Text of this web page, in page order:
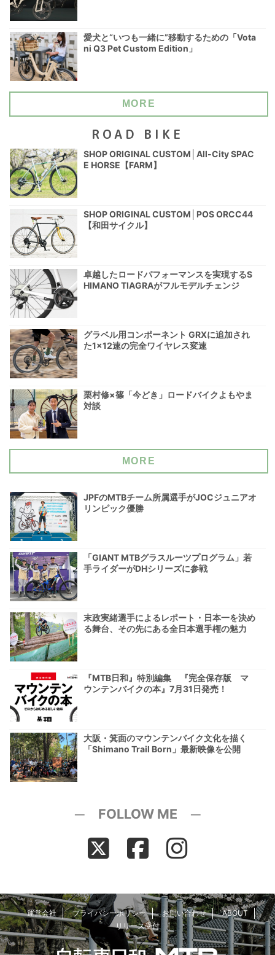
愛犬と“いつも一緒に”移動するための「Vota
ni Q3 Pet Custom Edition」
MORE
ROAD BIKE
SHOP ORIGINAL CUSTOM│All-City SPAC
E HORSE【FARM】
SHOP ORIGINAL CUSTOM│POS ORCC44
【和田サイクル】
卓越したロードパフォーマンスを実現するS
HIMANO TIAGRAがフルモデルチェンジ
グラベル用コンポーネント GRXに追加され
た1×12速の完全ワイヤレス変速
栗村修×篠「今どき」ロードバイクよもやま
対談
MORE
JPFのMTBチーム所属選手がJOCジュニアオ
リンピック優勝
「GIANT MTBグラスルーツプログラム」若
手ライダーがDHシリーズに参戦
末政実緒選手によるレポート・日本一を決め
る舞台、その先にある全日本選手権の魅力
『MTB日和』特別編集 『完全保存版 マ
ウンテンバイクの本』7月31日発売！
大阪・箕面のマウンテンバイク文化を描く
「Shimano Trail Born」最新映像を公開
─ FOLLOW ME ─
運営会社 プライバシーポリシー お問い合わせ
ABOUT
リリース受付